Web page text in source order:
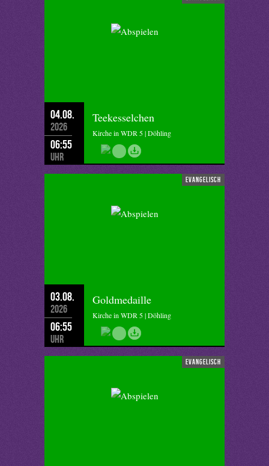
04.08.
2026
06:55
Uhr
Teekesselchen
Kirche in WDR 5 | Döhling
evangelisch
03.08.
2026
06:55
Uhr
Goldmedaille
Kirche in WDR 5 | Döhling
evangelisch